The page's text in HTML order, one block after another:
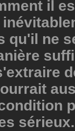
il
qu'il ne
sérieux.